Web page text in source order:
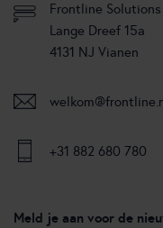
Frontline Solutions
Lange Dreef 15a
4131 NJ Vianen
+31 882 680 780
Meld je aan voor de